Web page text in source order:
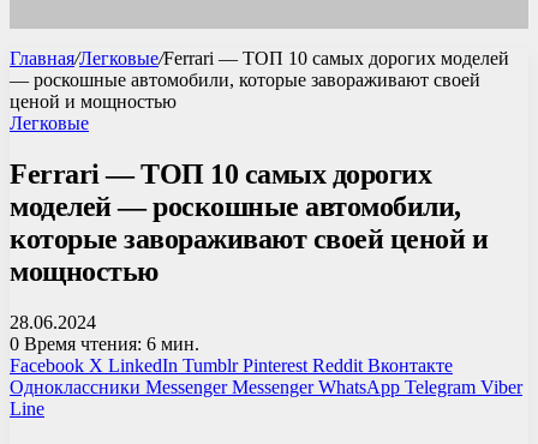
Главная/Легковые/Ferrari — ТОП 10 самых дорогих моделей
— роскошные автомобили, которые завораживают своей
ценой и мощностью
Легковые
Ferrari — ТОП 10 самых дорогих
моделей — роскошные автомобили,
которые завораживают своей ценой и
мощностью
28.06.2024
0 Время чтения: 6 мин.
Facebook X LinkedIn Tumblr Pinterest Reddit Вконтакте
Одноклассники Messenger Messenger WhatsApp Telegram Viber
Line